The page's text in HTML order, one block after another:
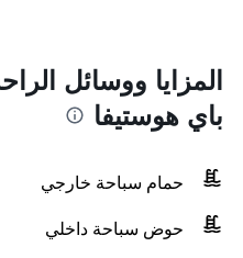
المزايا ووسائل
باي هوستيفا
حمام سباحة خارجي
حوض سباحة داخلي